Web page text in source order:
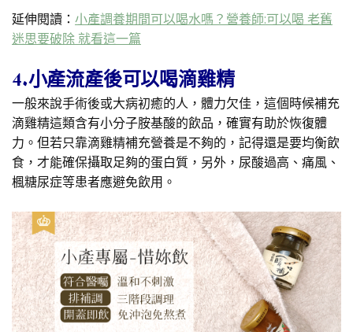
延伸閱讀： 小產調養期間可以喝水嗎？營養師:可以喝 老舊
迷思要破除 就看這一篇
4.小產流產後可以喝滴雞精
一般來說手術後或大病初癒的人，體力欠佳，這個時候補充
滴雞精這類含有小分子胺基酸的飲品，確實有助於恢復體
力。但若只靠滴雞精補充營養是不夠的，記得還是要均衡飲
食，才能確保攝取足夠的蛋白質，另外，尿酸過高、痛風、
楓糖尿症等患者應避免飲用。